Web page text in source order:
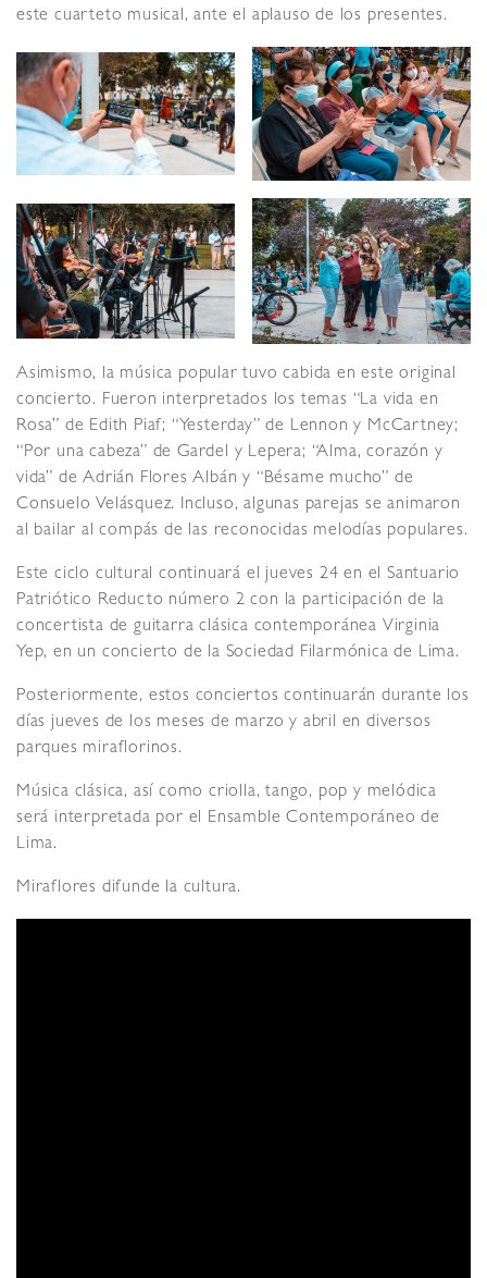
este cuarteto musical, ante el aplauso de los presentes.
Asimismo, la música popular tuvo cabida en este original
concierto. Fueron interpretados los temas “La vida en
Rosa” de Edith Piaf; “Yesterday” de Lennon y McCartney;
“Por una cabeza” de Gardel y Lepera; “Alma, corazón y
vida” de Adrián Flores Albán y “Bésame mucho” de
Consuelo Velásquez. Incluso, algunas parejas se animaron
al bailar al compás de las reconocidas melodías populares.
Este ciclo cultural continuará el jueves 24 en el Santuario
Patriótico Reducto número 2 con la participación de la
concertista de guitarra clásica contemporánea Virginia
Yep, en un concierto de la Sociedad Filarmónica de Lima.
Posteriormente, estos conciertos continuarán durante los
días jueves de los meses de marzo y abril en diversos
parques miraflorinos.
Música clásica, así como criolla, tango, pop y melódica
será interpretada por el Ensamble Contemporáneo de
Lima.
Miraflores difunde la cultura.